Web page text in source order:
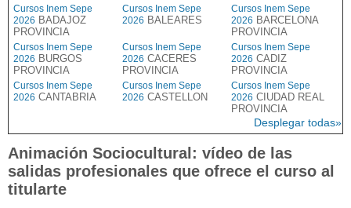
Cursos Inem Sepe
2026 BADAJOZ
PROVINCIA
Cursos Inem Sepe
2026 BALEARES
Cursos Inem Sepe
2026 BARCELONA
PROVINCIA
Cursos Inem Sepe
2026 BURGOS
PROVINCIA
Cursos Inem Sepe
2026 CACERES
PROVINCIA
Cursos Inem Sepe
2026 CADIZ
PROVINCIA
Cursos Inem Sepe
2026 CANTABRIA
Cursos Inem Sepe
2026 CASTELLON
Cursos Inem Sepe
2026 CIUDAD REAL
PROVINCIA
Desplegar todas»
Animación Sociocultural: vídeo de las
salidas profesionales que ofrece el curso al
titularte